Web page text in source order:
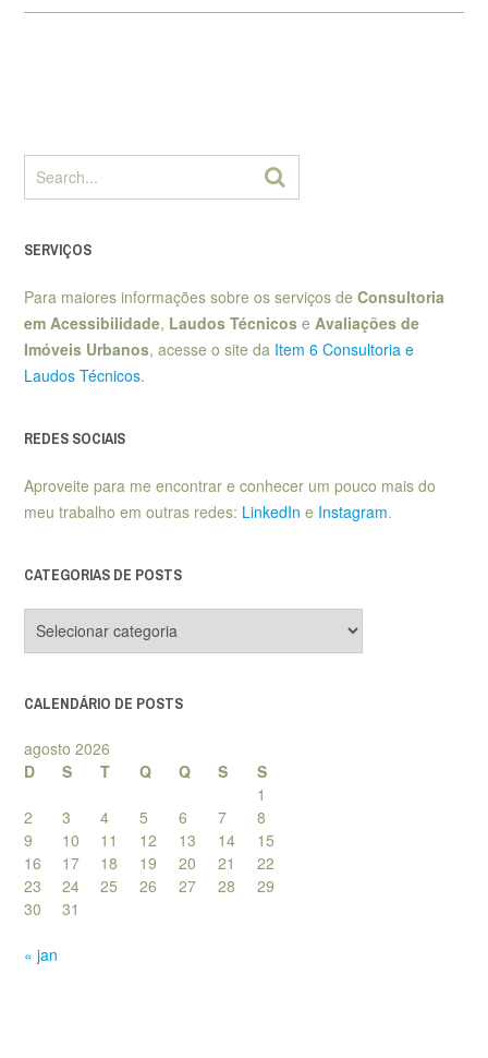
SERVIÇOS
Para maiores informações sobre os serviços de Consultoria
em Acessibilidade, Laudos Técnicos e Avaliações de
Imóveis Urbanos, acesse o site da Item 6 Consultoria e
Laudos Técnicos.
REDES SOCIAIS
Aproveite para me encontrar e conhecer um pouco mais do
meu trabalho em outras redes: LinkedIn e Instagram.
CATEGORIAS DE POSTS
de
CALENDÁRIO DE POSTS
agosto 2026
D
S T Q Q S
S
1
2
3 4 5 6 7
8
9
10 11 12 13 14
15
16
17 18 19 20 21
22
23
24 25 26 27 28
29
30
31
« jan